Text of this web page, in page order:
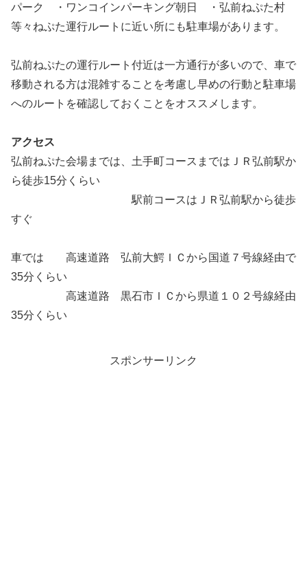
パーク ・ワンコインパーキング朝日 ・弘前ねぷた村
等々ねぷた運行ルートに近い所にも駐車場があります。
弘前ねぷたの運行ルート付近は一方通行が多いので、車で
移動される方は混雑することを考慮し早めの行動と駐車場
へのルートを確認しておくことをオススメします。
アクセス
弘前ねぷた会場までは、土手町コースまではＪＲ弘前駅か
ら徒歩15分くらい
駅前コースはＪＲ弘前駅から徒歩
すぐ
車では 高速道路 弘前大鰐ＩＣから国道７号線経由で
35分くらい
高速道路 黒石市ＩＣから県道１０２号線経由
35分くらい
スポンサーリンク